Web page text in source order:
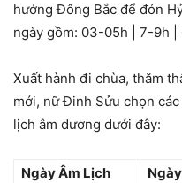
hướng Đông Bắc để đón
ngày gồm: 03-05h | 7-9h |
Xuất hành đi chùa, thăm
mới, nữ Đinh Sửu chọn
lịch âm dương dưới đây:
Ngày Âm Lịch